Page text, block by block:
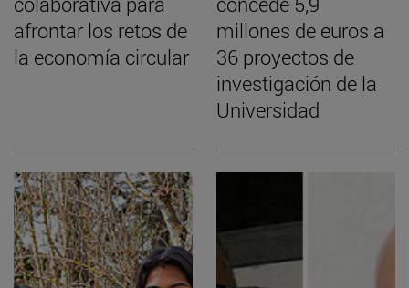
afrontar los retos de
la economía circular
millones de euros a
36 proyectos de
investigación de la
Universidad